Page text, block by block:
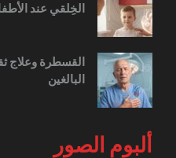
الخِلقي عند
القسطرة وعلاج
البالغين
ألبوم الصور